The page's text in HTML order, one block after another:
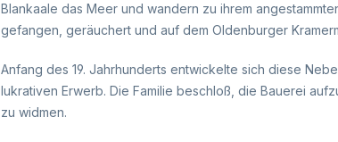
Blankaale das Meer und wandern zu ihrem
gefangen, geräuchert und auf dem Oldenburger
Anfang des 19. Jahrhunderts entwickelte sich diese
lukrativen Erwerb. Die Familie beschloß, die Bauerei
zu widmen.